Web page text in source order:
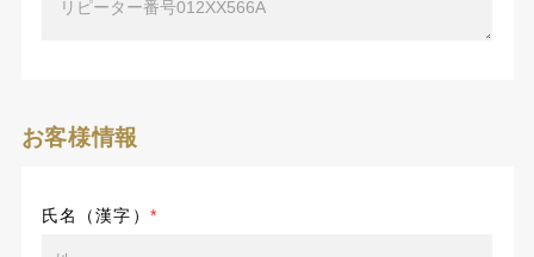
お客様情報
氏名（漢字） *